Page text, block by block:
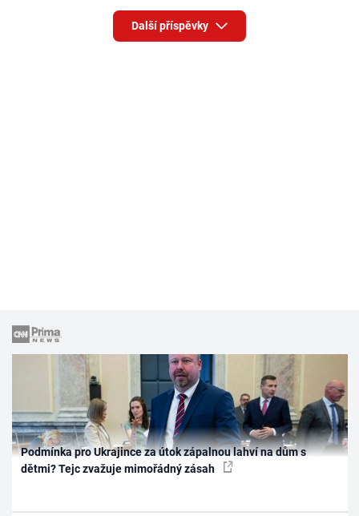
Další příspěvky
Podmínka pro Ukrajince za útok zápalnou lahví na dům s
dětmi? Tejc zvažuje mimořádný zásah